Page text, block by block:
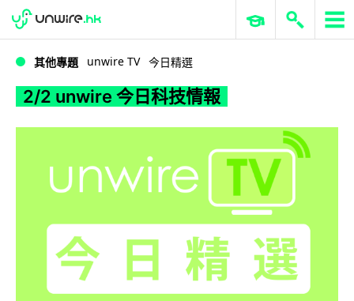
2/2 unwire 今日科技情報
WWDC 2026 ERP 與商業 AI
其他專題 unwire TV 今日精選
2/2 unwire 今日科技情報